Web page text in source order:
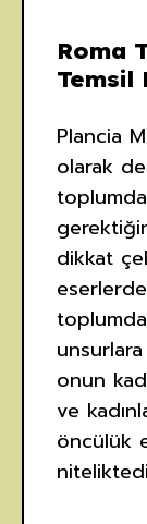
Roma
Temsil
Plancia
olarak
dikkat
onun
ve
öncülük